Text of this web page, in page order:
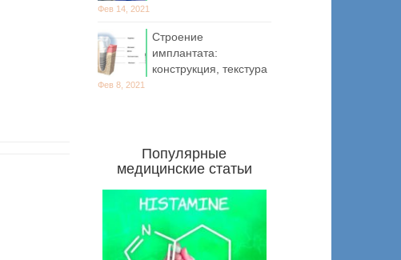
Фев 14, 2021
Строение
имплантата:
конструкция, текстура
Фев 8, 2021
Популярные
медицинские статьи